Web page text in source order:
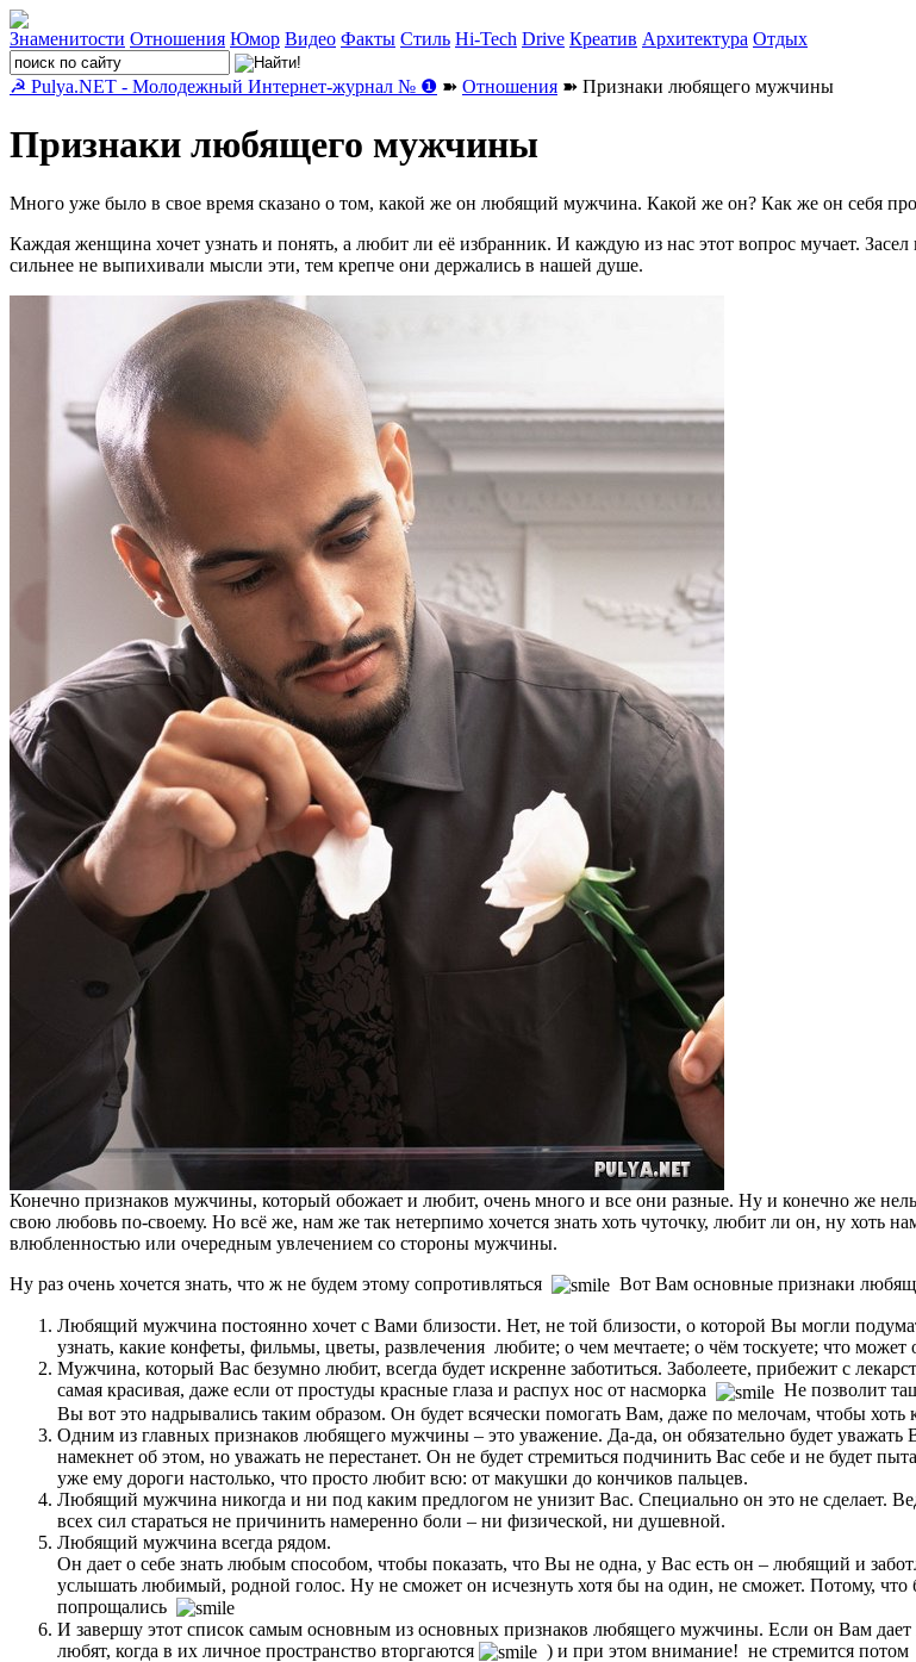
Знаменитости Отношения Юмор Видео Факты Стиль Hi-Tech Drive Креатив Архитектура Отдых
☭ Pulya.NET - Молодежный Интернет-журнал № ❶ ➽ Отношения ➽ Признаки любящего мужчины
Признаки любящего мужчины
Много уже было в свое время сказано о том, какой же он любящий мужчина. Какой же он? Как же он себя
Каждая женщина хочет узнать и понять, а любит ли её избранник. И каждую из нас этот вопрос мучает.
сильнее не выпихивали мысли эти, тем крепче они держались в нашей душе.
Конечно признаков мужчины, который обожает и любит, очень много и все они разные. Ну и конечно же
свою любовь по-своему. Но всё же, нам же так нетерпимо хочется знать хоть чуточку, любит ли он, ну хоть
влюбленностью или очередным увлечением со стороны мужчины.
Ну раз очень хочется знать, что ж не будем этому сопротивляться
Вот Вам основные признаки
Любящий мужчина постоянно хочет с Вами близости. Нет, не той близости, о которой Вы могли
узнать, какие конфеты, фильмы, цветы, развлечения любите; о чем мечтаете; о чём тоскуете; что может
Мужчина, который Вас безумно любит, всегда будет искренне заботиться. Заболеете, прибежит с
самая красивая, даже если от простуды красные глаза и распух нос от насморка
Не позволит
Вы вот это надрывались таким образом. Он будет всячески помогать Вам, даже по мелочам, чтобы
Одним из главных признаков любящего мужчины – это уважение. Да-да, он обязательно будет
намекнет об этом, но уважать не перестанет. Он не будет стремиться подчинить Вас себе и не будет
уже ему дороги настолько, что просто любит всю: от макушки до кончиков пальцев.
Любящий мужчина никогда и ни под каким предлогом не унизит Вас. Специально он это не сделает.
всех сил стараться не причинить намеренно боли – ни физической, ни душевной.
Любящий мужчина всегда рядом.
Он дает о себе знать любым способом, чтобы показать, что Вы не одна, у Вас есть он – любящий и
услышать любимый, родной голос. Ну не сможет он исчезнуть хотя бы на один, не сможет. Потому,
попрощались
И завершу этот список самым основным из основных признаков любящего мужчины. Если он Вам
любят, когда в их личное пространство вторгаются
) и при этом внимание! не стремится потом